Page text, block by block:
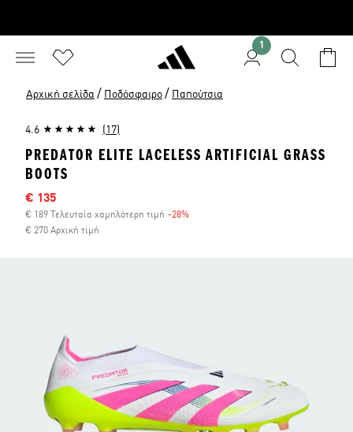
1
Αρχική σελίδα / Ποδόσφαιρο / Παπούτσια
4.6 (17)
PREDATOR ELITE LACELESS ARTIFICIAL GRASS
BOOTS
Τιμή έκπτωσης
€ 135
€ 189 Τελευταία χαμηλότερη τιμή -28%
€ 270 Αρχική τιμή